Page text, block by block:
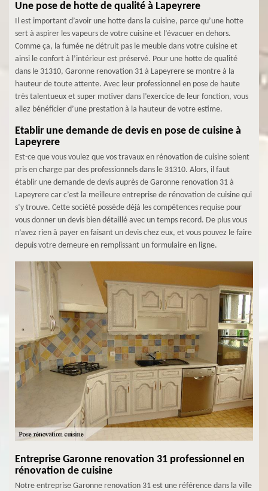
Une pose de hotte de qualité à Lapeyrere
Il est important d’avoir une hotte dans la cuisine, parce qu’une hotte
sert à aspirer les vapeurs de votre cuisine et l’évacuer en dehors.
Comme ça, la fumée ne détruit pas le meuble dans votre cuisine et
ainsi le confort à l’intérieur est préservé. Pour une hotte de qualité
dans le 31310, Garonne renovation 31 à Lapeyrere se montre à la
hauteur de toute attente. Avec leur professionnel en pose de haute
très talentueux et super motiver dans l’exercice de leur fonction, vous
allez bénéficier d’une prestation à la hauteur de votre estime.
Etablir une demande de devis en pose de cuisine à
Lapeyrere
Est-ce que vous voulez que vos travaux en rénovation de cuisine soient
pris en charge par des professionnels dans le 31310. Alors, il faut
établir une demande de devis auprès de Garonne renovation 31 à
Lapeyrere car c’est la meilleure entreprise de rénovation de cuisine qui
s’y trouve. Cette société possède déjà les compétences requise pour
vous donner un devis bien détaillé avec un temps record. De plus vous
n’avez rien à payer en faisant un devis chez eux, et vous pouvez le faire
depuis votre demeure en remplissant un formulaire en ligne.
Entreprise Garonne renovation 31 professionnel en
rénovation de cuisine
Notre entreprise Garonne renovation 31 est une référence dans la ville